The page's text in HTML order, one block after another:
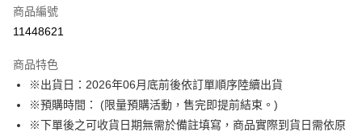
LINE Pay
悠遊付
Google Pay
商品編號
11448621
商品特色
※出貨日：2026年06月底前後依訂單順序陸續出貨
※預購時間： (限量預購活動，售完即提前結束。)
※下單後之可收貨日期無需於備註填寫，商品實際到貨日需依原